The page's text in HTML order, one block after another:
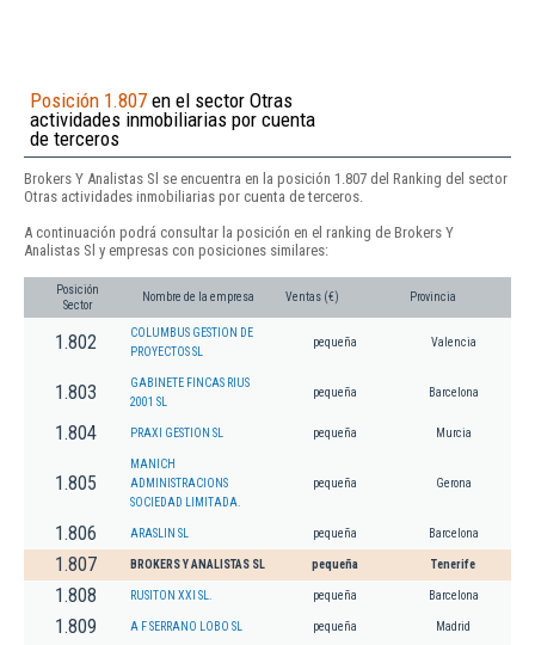
Posición 1.807 en el sector Otras
actividades inmobiliarias por cuenta
de terceros
Brokers Y Analistas Sl se encuentra en la posición 1.807 del Ranking del sector
Otras actividades inmobiliarias por cuenta de terceros.
A continuación podrá consultar la posición en el ranking de Brokers Y
Analistas Sl y empresas con posiciones similares:
Posición
Sector
Nombre de la empresa Ventas (€) Provincia
1.802
COLUMBUS GESTION DE
PROYECTOS SL
pequeña Valencia
1.803
GABINETE FINCAS RIUS
2001 SL
pequeña Barcelona
1.804 PRAXI GESTION SL pequeña Murcia
1.805
MANICH
ADMINISTRACIONS
SOCIEDAD LIMITADA.
pequeña Gerona
1.806 ARASLIN SL pequeña Barcelona
1.807 BROKERS Y ANALISTAS SL pequeña Tenerife
1.808 RUSITON XXI SL. pequeña Barcelona
1.809 A F SERRANO LOBO SL pequeña Madrid